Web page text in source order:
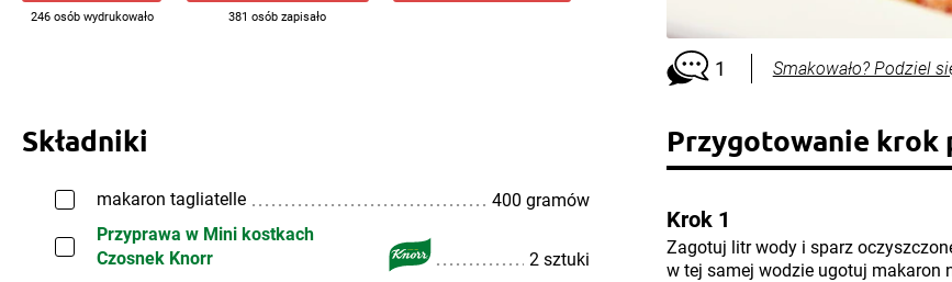
246 osób wydrukowało 381 osób zapisało
1 Smakowało? Podziel
Składniki
makaron tagliatelle
400 gramów
Przyprawa w Mini kostkach
Czosnek Knorr
2 sztuki
Przygotowanie krok
Krok 1
Zagotuj litr wody i sparz
w tej samej wodzie ugotuj makaron